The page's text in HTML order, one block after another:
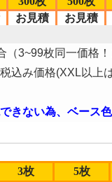
（3~99枚同一価格！
込み価格(XXL以上は
ない為、ベース色